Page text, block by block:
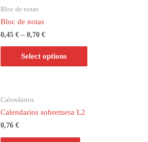
Bloc de notas
Bloc de notas
0,45 € – 0,70 €
Select options
Calendarios
Calendarios sobremesa L2
0,76 €